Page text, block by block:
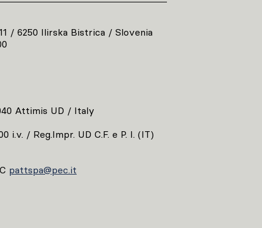
/ 6250 Ilirska Bistrica / Slovenia
Attimis UD / Italy
i.v. / Reg.Impr. UD C.F. e P. I. (IT)
pattspa@pec.it